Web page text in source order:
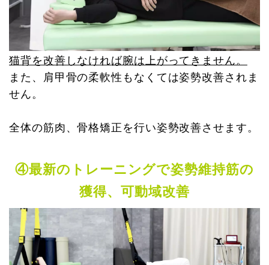
猫背を改善しなければ腕は上がってきません。
また、肩甲骨の柔軟性もなくては姿勢改善されま
せん。
全体の筋肉、骨格矯正を行い姿勢改善させます。
④最新のトレーニングで姿勢維持筋の
獲得、可動域改善